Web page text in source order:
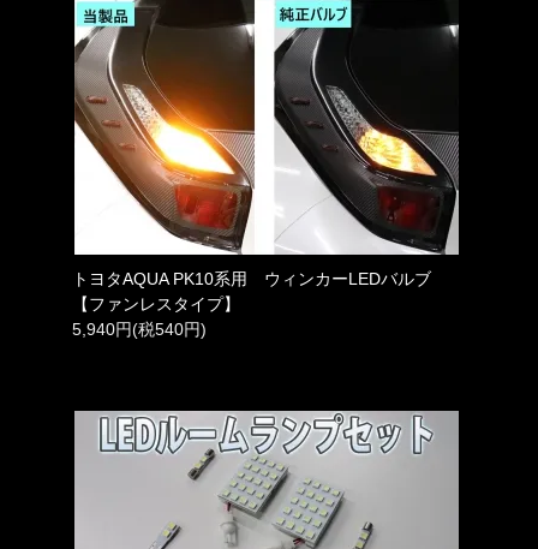
トヨタAQUA PK10系用 ウィンカーLEDバルブ
【ファンレスタイプ】
5,940円(税540円)